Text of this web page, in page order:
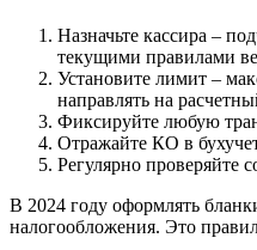
Назначьте кассира –
текущими правилами
Установите лимит –
направлять на
Фиксируйте любую
Отражайте КО в
Регулярно проверяйте
В 2024 году оформлять
налогообложения. Это